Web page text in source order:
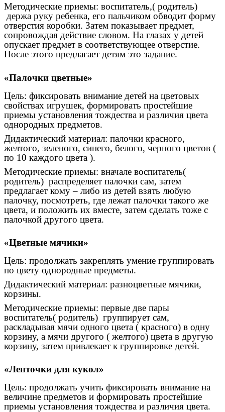
Методические приемы: воспитатель,( родитель)
держа руку ребенка, его пальчиком обводит форму
отверстия коробки. Затем показывает предмет,
сопровождая действие словом. На глазах у детей
опускает предмет в соответствующее отверстие.
После этого предлагает детям это задание.
«Палочки цветные»
Цель: фиксировать внимание детей на цветовых
свойствах игрушек, формировать простейшие
приемы установления тождества и различия цвета
однородных предметов.
Дидактический материал: палочки красного,
желтого, зеленого, синего, белого, черного цветов (
по 10 каждого цвета ).
Методические приемы: вначале воспитатель(
родитель) распределяет палочки сам, затем
предлагает кому – либо из детей взять любую
палочку, посмотреть, где лежат палочки такого же
цвета, и положить их вместе, затем сделать тоже с
палочкой другого цвета.
«Цветные мячики»
Цель: продолжать закреплять умение группировать
по цвету однородные предметы.
Дидактический материал: разноцветные мячики,
корзины.
Методические приемы: первые две пары
воспитатель( родитель) группирует сам,
раскладывая мячи одного цвета ( красного) в одну
корзину, а мячи другого ( желтого) цвета в другую
корзину, затем привлекает к группировке детей.
«Ленточки для кукол»
Цель: продолжать учить фиксировать внимание на
величине предметов и формировать простейшие
приемы установления тождества и различия цвета.